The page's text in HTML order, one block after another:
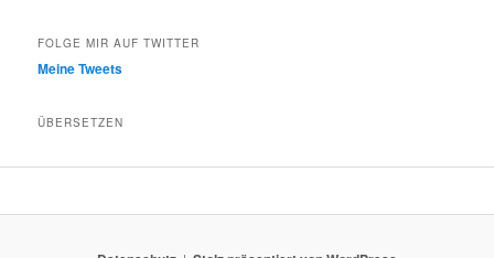
FOLGE MIR AUF TWITTER
Meine Tweets
ÜBERSETZEN